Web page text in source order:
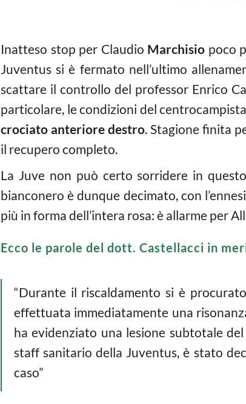
Inatteso stop per Claudio Marchisio poco
Juventus si è fermato nell’ultimo
scattare il controllo del professor Enrico
particolare, le condizioni del
crociato anteriore destro. Stagione finita
il recupero completo.
La Juve non può certo sorridere in
bianconero è dunque decimato, con
più in forma dell’intera rosa: è allarme per
Ecco le parole del dott. Castellacci in
“Durante il riscaldamento si è
effettuata immediatamente una
ha evidenziato una lesione subtotale
staff sanitario della Juventus, è stato
caso”